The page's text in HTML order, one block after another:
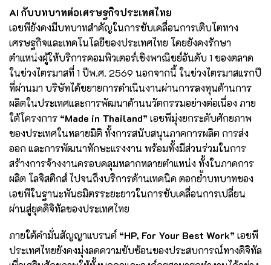
AI กับบทบาทต่อเศรษฐกิจประเทศไทย
เอชพียังคงมีบทบาทสำคัญในการขับเคลื่อนการเติบโตทาง
เศรษฐกิจและเทคโนโลยีของประเทศไทย โดยยังคงรักษา
ตำแหน่งผู้ให้บริการคอมพิวเตอร์เชิงพาณิชย์อันดับ 1 ของตลาด
ในช่วงไตรมาสที่ 1 ปีพ.ศ. 2569 นอกจากนี้ ในช่วงไตรมาสแรกปี
ที่ผ่านมา บริษัทได้ขยายการดำเนินงานผ่านการลงทุนด้านการ
ผลิตในประเทศและการพัฒนาด้านนวัตกรรมอย่างต่อเนื่อง ภาย
ใต้โครงการ “Made in Thailand” เอชพีมุ่งยกระดับศักยภาพ
ของประเทศในหลายมิติ ทั้งการสนับสนุนภาคการผลิต การส่ง
ออก และการพัฒนาทักษะแรงงาน พร้อมทั้งมีส่วนร่วมในการ
สร้างการจ้างงานครอบคลุมหลากหลายตำแหน่ง ทั้งในภาคการ
ผลิต โลจิสติกส์ ไปจนถึงบริการด้านเทคนิค ตอกย้ำบทบาทของ
เอชพีในฐานะพันธมิตรระยะยาวในการขับเคลื่อนการเปลี่ยน
ผ่านสู่ยุคดิจิทัลของประเทศไทย
ภายใต้คำมั่นสัญญาแบรนด์ “HP, For Your Best Work” เอชพี
ประเทศไทยยังคงมุ่งลดความซับซ้อนของประสบการณ์ทางดิจิทัล